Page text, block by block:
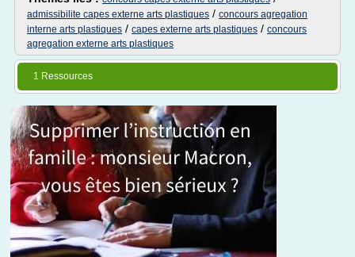
admissibilite capes externe arts plastiques / concours agregation
interne arts plastiques / capes externe arts plastiques / concours
agregation externe arts plastiques
1 Ressources